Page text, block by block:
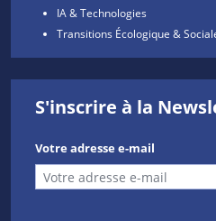
IA & Technologies
Transitions Écologique &
S'inscrire à la
Votre adresse e-mail